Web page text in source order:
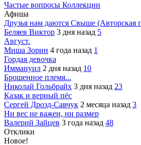
Частые вопросы Коллекции
Афиша
Друзья нам даются Свыше (Авторская
Беляев Виктор 3 дня назад 5
Август.
Миша Зорин 4 года назад 1
Гордая девочка
Иммануил 2 дня назад 10
Брошенное племя...
Николай Гольбрайх 3 дня назад 23
Казак и верный пёс
Сергей Дрозд-Савчук 2 месяца назад 3
Ни вес не важен, ни размер
Валерий Зайцев 3 года назад 48
Отклики
Новое!